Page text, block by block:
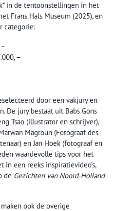
in de tentoonstellingen in het
Frans Hals Museum (2025), en
categorie:
–
door een vakjury en
De jury bestaat uit Babs Gons
Tsao (illustrator en schrijver),
Magroun (Fotograaf des
en Jan Hoek (fotograaf en
waardevolle tips voor het
in een reeks inspiratievideo’s,
de Gezichten van Noord-Holland
ook de overige